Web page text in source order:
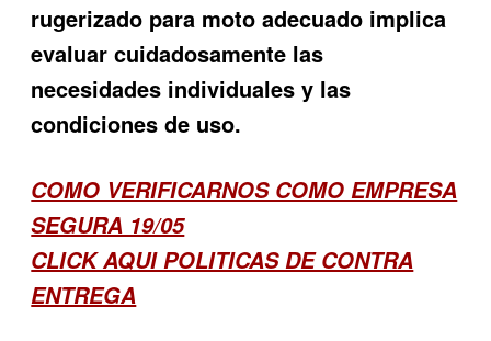
rugerizado para moto adecuado implica
evaluar cuidadosamente las
necesidades individuales y las
condiciones de uso.
COMO VERIFICARNOS COMO EMPRESA
SEGURA 19/05
CLICK AQUI POLITICAS DE CONTRA
ENTREGA